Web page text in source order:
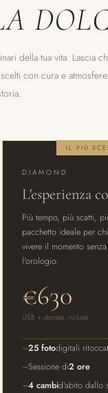
della tua vita. Lascia
con cura e
IL PIÙ
DIAMOND
L'esperienza
Più tempo, più scatti,
pacchetto ideale per
vivere il momento
l'orologio.
€630
USB + stampe incluse
25 fotodigitali
Sessione di2 ore
4 cambid'abito dallo